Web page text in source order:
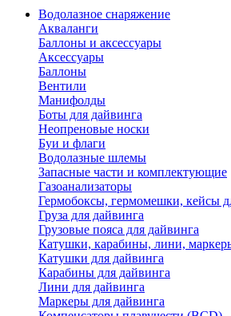
Водолазное снаряжение
Акваланги
Баллоны и аксессуары
Аксессуары
Баллоны
Вентили
Манифолды
Боты для дайвинга
Неопреновые носки
Буи и флаги
Водолазные шлемы
Запасные части и комплектующие
Газоанализаторы
Гермобоксы, гермомешки, кейсы
Груза для дайвинга
Грузовые пояса для дайвинга
Катушки, карабины, лини,
Катушки для дайвинга
Карабины для дайвинга
Лини для дайвинга
Маркеры для дайвинга